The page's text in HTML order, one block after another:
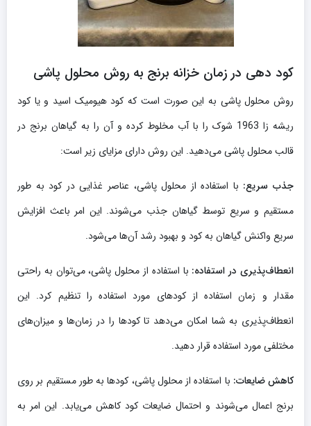
کود دهی در زمان خزانه برنج به روش محلول پاشی
روش محلول پاشی به این صورت است که کود هیومیک اسید و یا کود
ریشه زا 1963 شوک را با آب مخلوط کرده و آن را به گیاهان برنج در
قالب محلول پاشی می‌دهید. این روش دارای مزایای زیر است:
جذب سریع: با استفاده از محلول پاشی، عناصر غذایی در کود به طور
مستقیم و سریع توسط گیاهان جذب می‌شوند. این امر باعث افزایش
سریع واکنش گیاهان به کود و بهبود رشد آن‌ها می‌شود.
انعطاف‌پذیری در استفاده: با استفاده از محلول پاشی، می‌توان به راحتی
مقدار و زمان استفاده از کودهای مورد استفاده را تنظیم کرد. این
انعطاف‌پذیری به شما امکان می‌دهد تا کودها را در زمان‌ها و میزان‌های
مختلفی مورد استفاده قرار دهید.
کاهش ضایعات: با استفاده از محلول پاشی، کودها به طور مستقیم بر روی
برنج اعمال می‌شوند و احتمال ضایعات کود کاهش می‌یابد. این امر به